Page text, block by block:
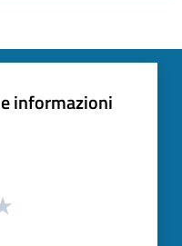
informazioni